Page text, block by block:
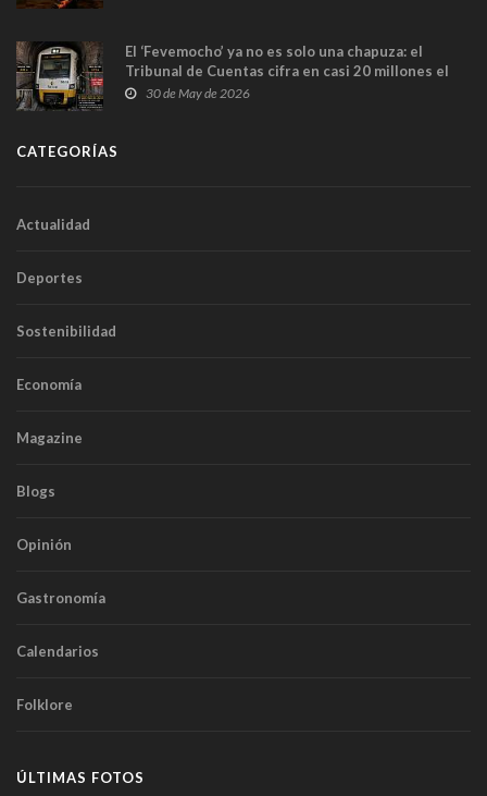
El ‘Fevemocho’ ya no es solo una chapuza: el
Tribunal de Cuentas cifra en casi 20 millones el
sobrecoste de los trenes que no cabían por los
30 de May de 2026
CATEGORÍAS
Actualidad
Deportes
Sostenibilidad
Economía
Magazine
Blogs
Opinión
Gastronomía
Calendarios
Folklore
ÚLTIMAS FOTOS